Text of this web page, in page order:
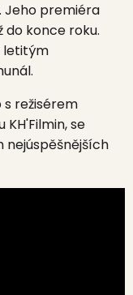
Jeho premiéra
konce roku.
letitým
režisérem
KH'Filmin,se
nejúspěšnějších